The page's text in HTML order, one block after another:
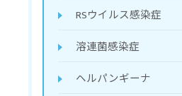
RSウイルス感染症
溶連菌感染症
ヘルパンギーナ